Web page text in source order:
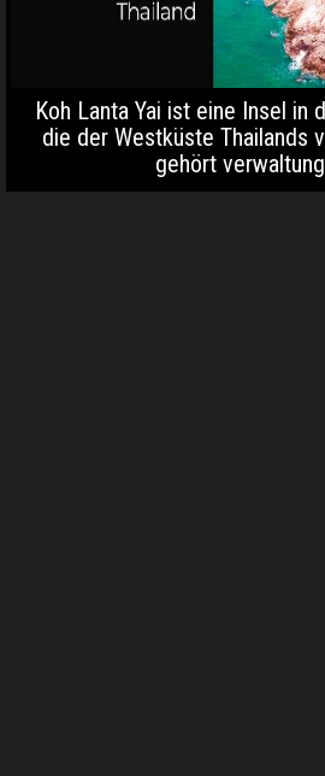
Koh Lanta Yai ist eine Insel in
die der Westküste Thailands
gehört